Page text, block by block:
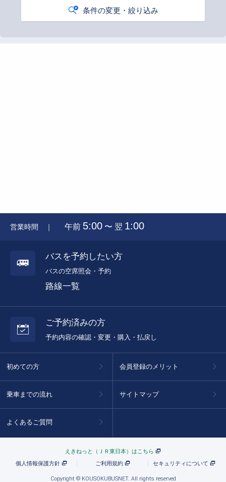
条件の変更・絞り込み
営業時間 ｜ 午前 5:00 〜 翌 1:00
バスを予約したい方
バスの空席照会・予約
路線一覧
ご予約済みの方
予約内容の確認・変更・購入・払戻し
初めての方
乗車までの流れ
よくあるご質問
会員登録のメリット
サイトマップ
えきねっと（ＪＲ東日本）はこちら
個人情報保護方針
ご利用規約 セキュリティについて
Copyright © KOUSOKUBUSNET. All rights reserved